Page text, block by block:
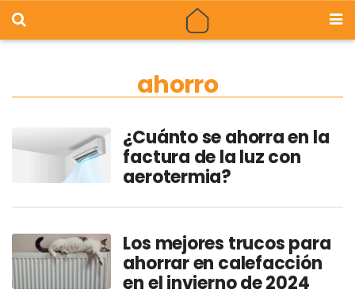
ahorro
¿Cuánto se ahorra en la
factura de la luz con
aerotermia?
Los mejores trucos para
ahorrar en calefacción
en el invierno de 2024